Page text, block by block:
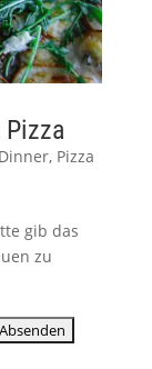
Pizza
, Pizza
gib das
zu